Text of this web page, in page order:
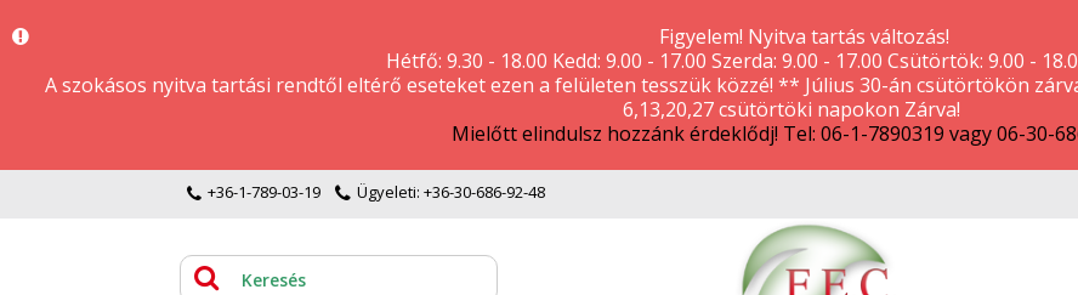
Figyelem! Nyitva tartás változás!
Hétfő: 9.30 - 18.00 Kedd: 9.00 - 17.00 Szerda: 9.00 - 17.00 Csütörtök: 9.00 -
A szokásos nyitva tartási rendtől eltérő eseteket ezen a felületen tesszük közzé! ** Július 30-án csütörtökön
6,13,20,27 csütörtöki napokon Zárva!
Mielőtt elindulsz hozzánk érdeklődj! Tel: 06-1-7890319 vagy 06-30-
+36-1-789-03-19 Ügyeleti: +36-30-686-92-48